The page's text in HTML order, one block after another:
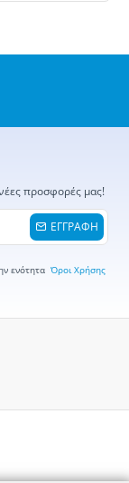
προσφορές μας!
ΕΓΓΡΑΦΗ
ενότητα Όροι Χρήσης